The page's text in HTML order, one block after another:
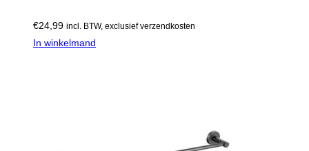
€24,99 incl. BTW, exclusief verzendkosten
In winkelmand